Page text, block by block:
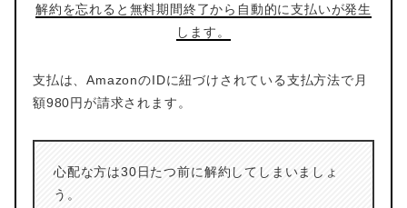
解約を忘れると無料期間終了から自動的に支払いが発生
します。
支払は、AmazonのIDに紐づけされている支払方法で月
額980円が請求されます。
心配な方は30日たつ前に解約してしまいましょ
う。